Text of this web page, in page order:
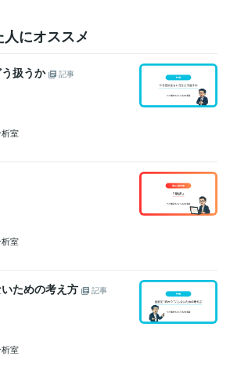
にオススメ
扱うか
記事
室
室
ための考え方
記事
室